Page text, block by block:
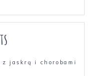
jaskrą i chorobami